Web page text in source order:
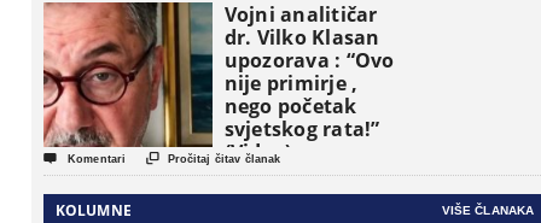
Vojni analitičar
dr. Vilko Klasan
upozorava : “Ovo
nije primirje ,
nego početak
svjetskog rata!”
(Video)
 Komentari  Pročitaj čitav članak
KOLUMNE VIŠE ČLANAKA